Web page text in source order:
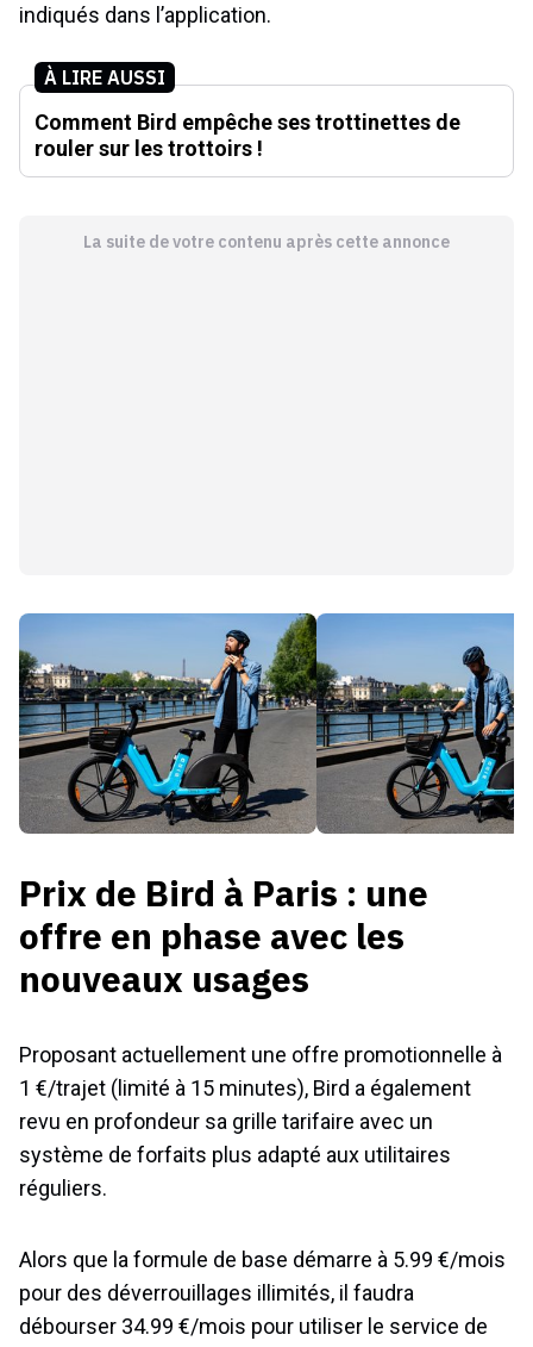
indiqués dans l’application.
À LIRE AUSSI
Comment Bird empêche ses trottinettes de
rouler sur les trottoirs !
La suite de votre contenu après cette annonce
Prix de Bird à Paris : une
offre en phase avec les
nouveaux usages
Proposant actuellement une offre promotionnelle à
1 €/trajet (limité à 15 minutes), Bird a également
revu en profondeur sa grille tarifaire avec un
système de forfaits plus adapté aux utilitaires
réguliers.
Alors que la formule de base démarre à 5.99 €/mois
pour des déverrouillages illimités, il faudra
débourser 34.99 €/mois pour utiliser le service de